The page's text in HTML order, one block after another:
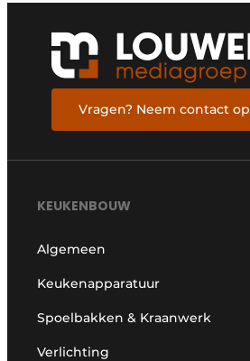
Vragen? Neem contact op
KEUKENBOUW
Algemeen
Keukenapparatuur
Spoelbakken & Kraanwerk
Verlichting